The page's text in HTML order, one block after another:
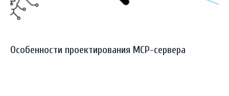
Особенности проектирования MCP-сервера